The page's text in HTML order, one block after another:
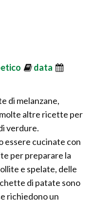
data
di melanzane,
altre ricette per
verdure.
essere cucinate con
per preparare la
e spelate, delle
di patate sono
richiedono un